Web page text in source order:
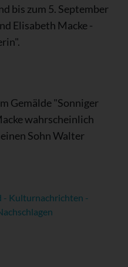
bis zum 5. September
Elisabeth Macke -
Gemälde "Sonniger
wahrscheinlich
Sohn Walter
Kulturnachrichten -